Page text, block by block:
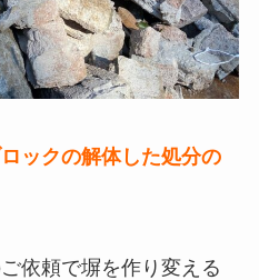
ックの解体した処分の
依頼で塀を作り変える